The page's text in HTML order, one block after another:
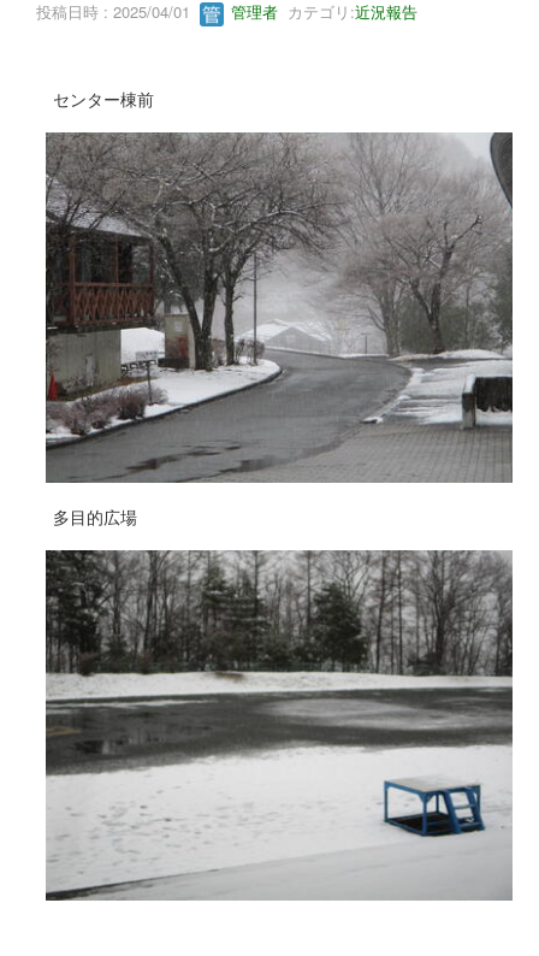
投稿日時 : 2025/04/01 管理者 カテゴリ:近況報告
センター棟前
多目的広場